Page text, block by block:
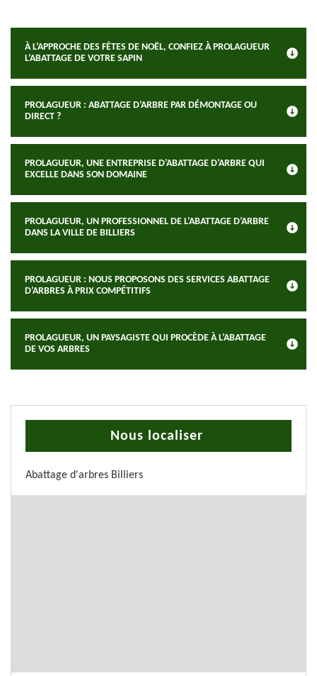
À L’APPROCHE DES FÊTES DE NOËL, CONFIEZ À PROLAGUEUR
L’ABATTAGE DE VOTRE SAPIN
PROLAGUEUR : ABATTAGE D’ARBRE PAR DÉMONTAGE OU
DIRECT ?
PROLAGUEUR, UNE ENTREPRISE D’ABATTAGE D’ARBRE QUI
EXCELLE DANS SON DOMAINE
PROLAGUEUR, UN PROFESSIONNEL DE L’ABATTAGE D’ARBRE
DANS LA VILLE DE BILLIERS
PROLAGUEUR : NOUS PROPOSONS DES SERVICES ABATTAGE
D’ARBRES À PRIX COMPÉTITIFS
PROLAGUEUR, UN PAYSAGISTE QUI PROCÈDE À L’ABATTAGE
DE VOS ARBRES
Nous localiser
Abattage d'arbres Billiers